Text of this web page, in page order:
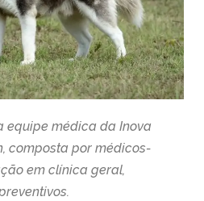
equipe médica da Inova
composta por médicos-
em clínica geral,